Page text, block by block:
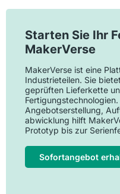
Starten Sie Ihr
MakerVerse
MakerVerse ist eine
Industrieteilen. Sie
geprüften Lieferkette
Angebotserstellung,
abwicklung hilft
Prototyp bis zur
Sofortangebot